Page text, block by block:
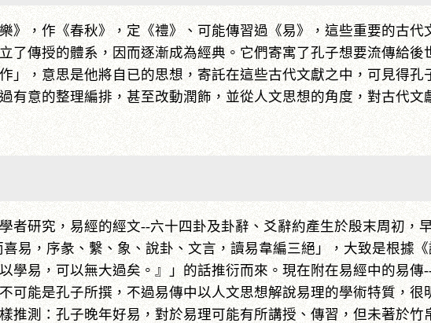
》，作《春秋》，定《禮》、可能傳習過《易》，這些重要的古代
了傳授的體系，因而逐漸成為經典。它們寄寓了孔子想要流傳給後
」，意思是他將自已的思想，寄託在這些古代文獻之中，可見得孔
有意的整理編排，甚至改動潤飾，並從人文思想的角度，對古代文
者研究，易經的經文--六十四卦及卦辭、爻辭約產生於殷末周初，
易，序彖、繫、象、說卦、文言，讀易韋編三絕」，大致是根據《
學易，可以無大過矣。』」的話推衍而來。現在附在易經中的易傳
可能是孔子所撰，不過易傳中以人文思想解說易理的學術特質，很
推測：孔子晚年好易，對於易理可能有所講授、傳習，但未著於竹